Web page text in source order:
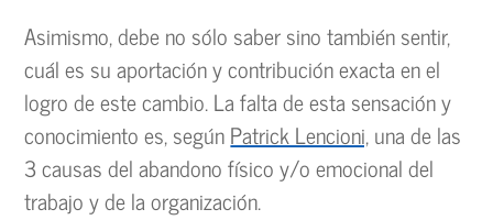
Asimismo, debe no sólo saber sino también sentir,
cuál es su aportación y contribución exacta en el
logro de este cambio. La falta de esta sensación y
conocimiento es, segúnPatrick Lencioni,una de las
3 causas del abandono físico y/o emocional del
trabajo y de la organización.